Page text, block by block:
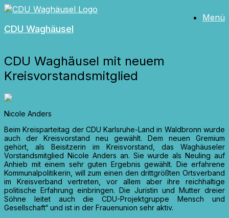
Zum
springen
CDU Waghäusel
Menü
CDU Waghäusel mit neuem
Kreisvorstandsmitglied
Nicole Anders
Beim Kreisparteitag der CDU Karlsruhe-Land in Waldbronn wurde
auch der Kreisvorstand neu gewählt. Dem neuen Gremium
gehört, als Beisitzerin im Kreisvorstand, das Waghäuseler
Vorstandsmitglied Nicole Anders an. Sie wurde als Neuling auf
Anhieb mit einem sehr guten Ergebnis gewählt. Die erfahrene
Kommunalpolitikerin, will zum einen den drittgrößten Ortsverband
im Kreisverband vertreten, vor allem aber ihre reichhaltige
politische Erfahrung einbringen. Die Juristin und Mutter dreier
Söhne leitet auch die CDU-Projektgruppe Mensch und
Gesellschaft“ und ist in der Frauenunion sehr aktiv.